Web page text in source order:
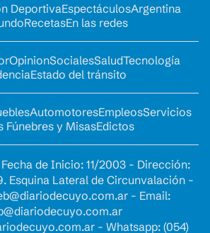
DeportivaEspectáculosArgentina
RecetasEn las redes
OpinionSocialesSaludTecnología
Estado del tránsito
AutomotoresEmpleosServicios
Fúnebres y MisasEdictos
de Inicio: 11/2003 - Dirección:
Esquina Lateral de Circunvalación -
- Email:
- Whatsapp: (054)